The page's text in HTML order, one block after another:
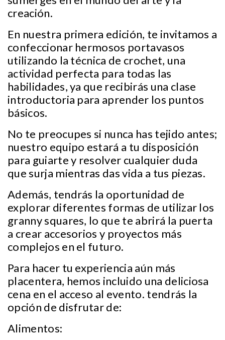
creación.
En nuestra primera edición, te invitamos a
confeccionar hermosos portavasos
utilizando la técnica de crochet, una
actividad perfecta para todas las
habilidades, ya que recibirás una clase
introductoria para aprender los puntos
básicos.
No te preocupes si nunca has tejido antes;
nuestro equipo estará a tu disposición
para guiarte y resolver cualquier duda
que surja mientras das vida a tus piezas.
Además, tendrás la oportunidad de
explorar diferentes formas de utilizar los
granny squares, lo que te abrirá la puerta
a crear accesorios y proyectos más
complejos en el futuro.
Para hacer tu experiencia aún más
placentera, hemos incluido una deliciosa
cena en el acceso al evento. tendrás la
opción de disfrutar de:
Alimentos: